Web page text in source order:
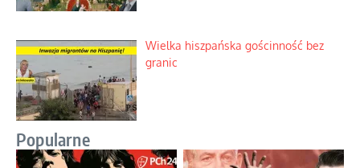
Wielka hiszpańska gościnność bez
granic
Popularne